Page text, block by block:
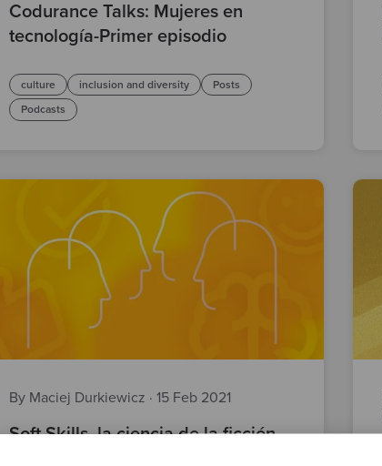
Codurance Talks: Mujeres en
tecnología-Primer episodio
culture inclusion and diversity
Posts
Podcasts
By Maciej Durkiewicz · 15 Feb 2021
Soft Skills, la ciencia de la ficción